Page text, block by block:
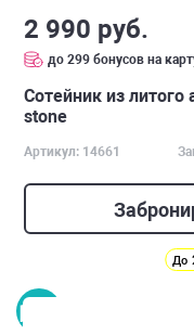
2 990 руб.
до 299 бонусов на
Сотейник из
stone
Артикул: 14661
До